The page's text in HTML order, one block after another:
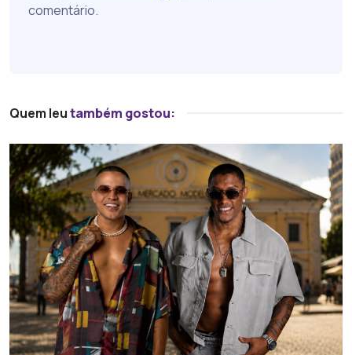
comentário.
Quem leutambém gostou: